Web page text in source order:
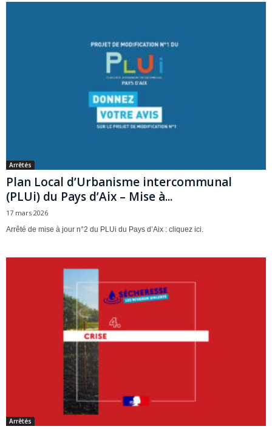
Arrêtés
Plan Local d’Urbanisme intercommunal
(PLUi) du Pays d’Aix – Mise à...
17 mars 2026
Arrêté de mise à jour n°2 du PLUi du Pays d’Aix : cliquez ici.
Arrêtés